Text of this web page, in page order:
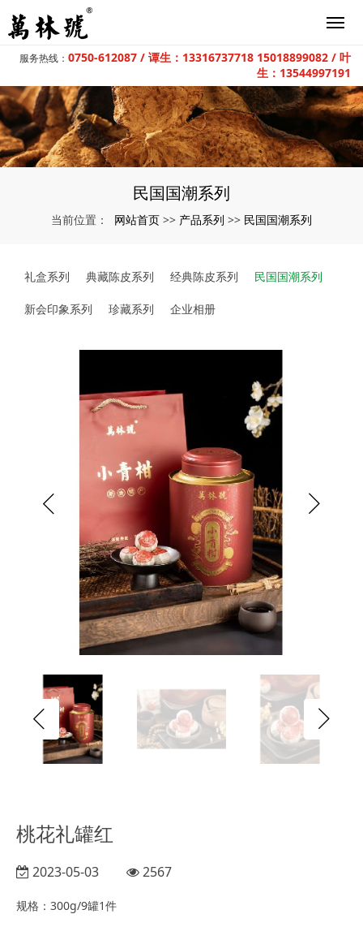
服务热线： 0750-612087 / 谭生：13316737718 15018899082 / 叶
生：13544997191
民国国潮系列
当前位置： 网站首页 >> 产品系列 >> 民国国潮系列
礼盒系列 典藏陈皮系列 经典陈皮系列 民国国潮系列
新会印象系列 珍藏系列 企业相册
桃花礼罐红
2023-05-03 2567
规格： 300g/9罐1件